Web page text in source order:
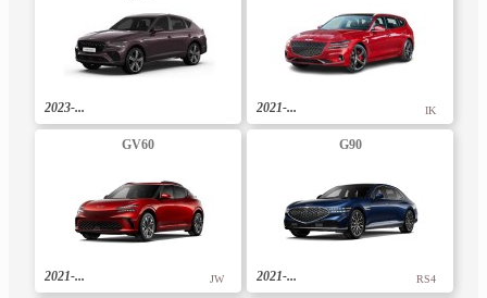
2023-... 2021-... IK
GV60
2021-... JW
G90
2021-... RS4